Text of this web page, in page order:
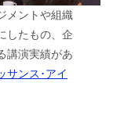
メントや組織
したもの、企
講演実績があ
サンス･アイ